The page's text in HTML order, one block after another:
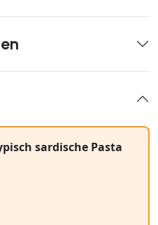
sardische Pasta